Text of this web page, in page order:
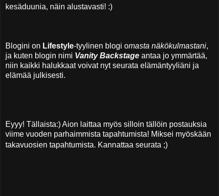
kesäduunia, näin alustavasti! :)
Blogini on Lifestyle-tyylinen blogi omasta näkökulmastani,
ja kuten blogin nimi Vanity Backstage antaa jo ymmärtää,
niin kaikki halukkaat voivat nyt seurata elämäntyyliäni ja
elämää julkisesti.
Eyyy! Tällaista:) Aion laittaa myös silloin tällöin postauksia
viime vuoden parhaimmista tapahtumista! Miksei myöskään
takavuosien tapahtumista. Kannattaa seurata ;)